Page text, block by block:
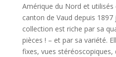
Amérique du Nord et utilisés
canton de Vaud depuis 1897
collection est riche par sa
pièces ! – et par sa variété.
fixes, vues